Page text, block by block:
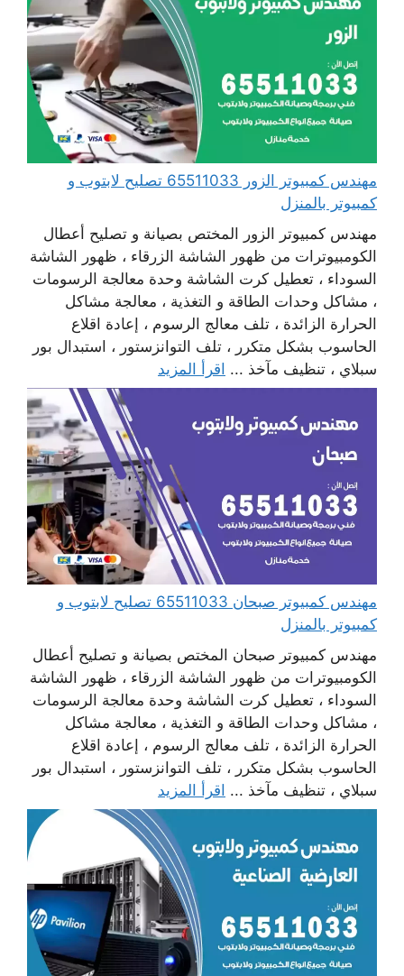
مهندس كمبيوتر الزور 65511033 تصليح لابتوب و
كمبيوتر بالمنزل
مهندس كمبيوتر الزور المختص بصيانة و تصليح أعطال
الكومبيوترات من ظهور الشاشة الزرقاء ، ظهور الشاشة
السوداء ، تعطيل كرت الشاشة وحدة معالجة الرسومات
، مشاكل وحدات الطاقة و التغذية ، معالجة مشاكل
الحرارة الزائدة ، تلف معالج الرسوم ، إعادة اقلاع
الحاسوب بشكل متكرر ، تلف التوانزستور ، استبدال بور
سبلاي ، تنظيف مآخذ ... اقرأ المزيد
مهندس كمبيوتر صبحان 65511033 تصليح لابتوب و
كمبيوتر بالمنزل
مهندس كمبيوتر صبحان المختص بصيانة و تصليح أعطال
الكومبيوترات من ظهور الشاشة الزرقاء ، ظهور الشاشة
السوداء ، تعطيل كرت الشاشة وحدة معالجة الرسومات
، مشاكل وحدات الطاقة و التغذية ، معالجة مشاكل
الحرارة الزائدة ، تلف معالج الرسوم ، إعادة اقلاع
الحاسوب بشكل متكرر ، تلف التوانزستور ، استبدال بور
سبلاي ، تنظيف مآخذ ... اقرأ المزيد